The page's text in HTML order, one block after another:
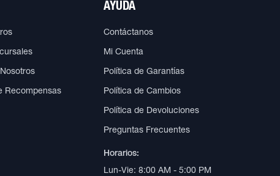
Recompensas
AYUDA
Contáctanos
Mi Cuenta
Política de Garantías
Política de Cambios
Política de Devoluciones
Preguntas Frecuentes
Horarios:
Lun-Vie: 8:00 AM - 5:00 PM